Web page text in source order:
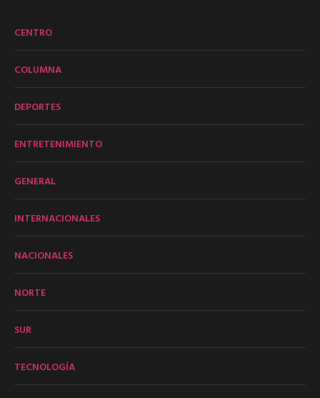
CENTRO
COLUMNA
DEPORTES
ENTRETENIMIENTO
GENERAL
INTERNACIONALES
NACIONALES
NORTE
SUR
TECNOLOGÍA